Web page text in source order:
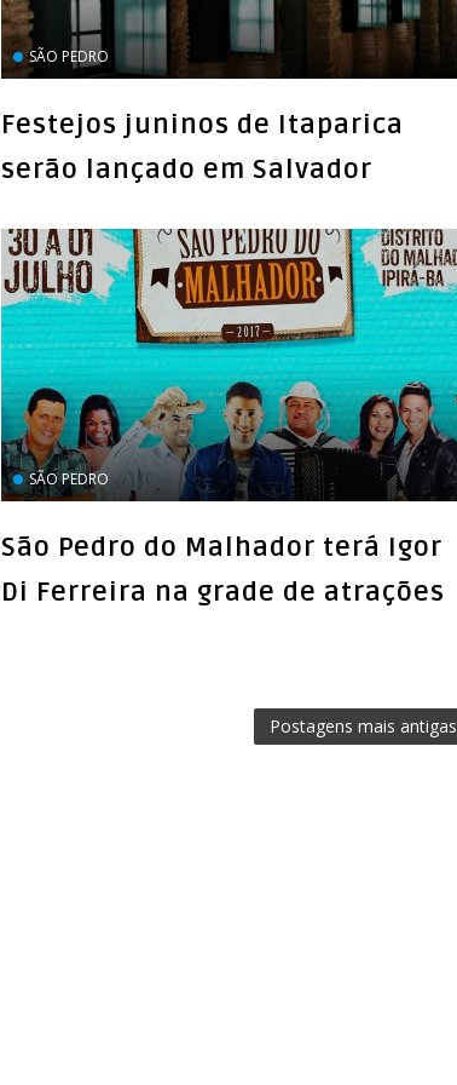
SÃO PEDRO
Festejos juninos de Itaparica
serão lançado em Salvador
SÃO PEDRO
São Pedro do Malhador terá Igor
Di Ferreira na grade de atrações
Postagens mais antigas